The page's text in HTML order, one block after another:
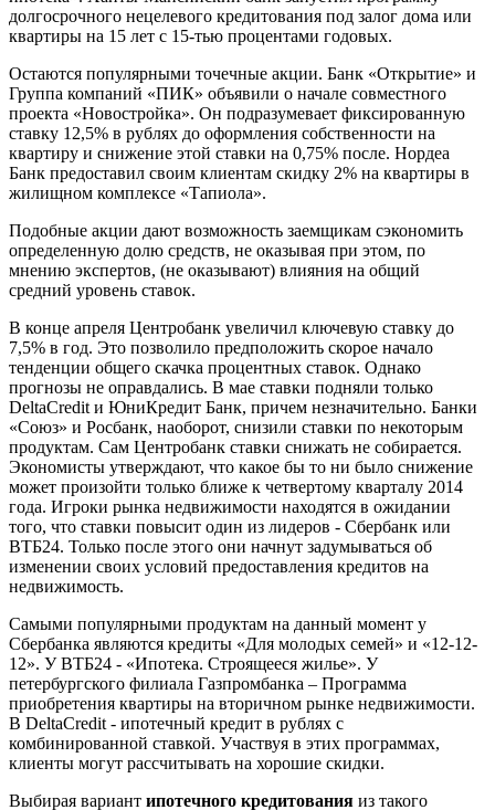
долгосрочного нецелевого кредитования под залог дома или
квартиры на 15 лет с 15-тью процентами годовых.
Остаются популярными точечные акции. Банк «Открытие» и
Группа компаний «ПИК» объявили о начале совместного
проекта «Новостройка». Он подразумевает фиксированную
ставку 12,5% в рублях до оформления собственности на
квартиру и снижение этой ставки на 0,75% после. Нордеа
Банк предоставил своим клиентам скидку 2% на квартиры в
жилищном комплексе «Тапиола».
Подобные акции дают возможность заемщикам сэкономить
определенную долю средств, не оказывая при этом, по
мнению экспертов, (не оказывают) влияния на общий
средний уровень ставок.
В конце апреля Центробанк увеличил ключевую ставку до
7,5% в год. Это позволило предположить скорое начало
тенденции общего скачка процентных ставок. Однако
прогнозы не оправдались. В мае ставки подняли только
DeltaCredit и ЮниКредит Банк, причем незначительно. Банки
«Союз» и Росбанк, наоборот, снизили ставки по некоторым
продуктам. Сам Центробанк ставки снижать не собирается.
Экономисты утверждают, что какое бы то ни было снижение
может произойти только ближе к четвертому кварталу 2014
года. Игроки рынка недвижимости находятся в ожидании
того, что ставки повысит один из лидеров - Сбербанк или
ВТБ24. Только после этого они начнут задумываться об
изменении своих условий предоставления кредитов на
недвижимость.
Самыми популярными продуктам на данный момент у
Сбербанка являются кредиты «Для молодых семей» и «12-12-
12». У ВТБ24 - «Ипотека. Строящееся жилье». У
петербургского филиала Газпромбанка – Программа
приобретения квартиры на вторичном рынке недвижимости.
В DeltaCredit - ипотечный кредит в рублях с
комбинированной ставкой. Участвуя в этих программах,
клиенты могут рассчитывать на хорошие скидки.
Выбирая вариант ипотечного кредитования из такого